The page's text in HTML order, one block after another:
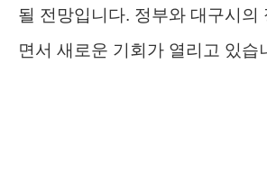
될 전망입니다. 정부와 대구시의
면서 새로운 기회가 열리고 있습